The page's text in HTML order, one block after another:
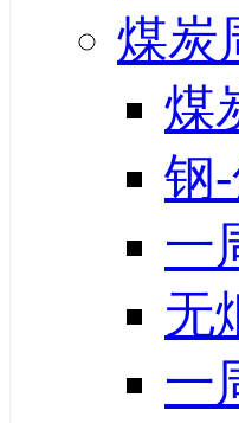
煤炭
煤
钢
一
无
一